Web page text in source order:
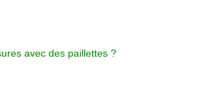
avec des paillettes ?